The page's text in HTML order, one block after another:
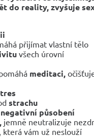
do reality, zvyšuje
přijímat vlastní tělo
všech úrovní
meditaci,
strachu
působení
jemně neutralizuje
která vám už neslouží